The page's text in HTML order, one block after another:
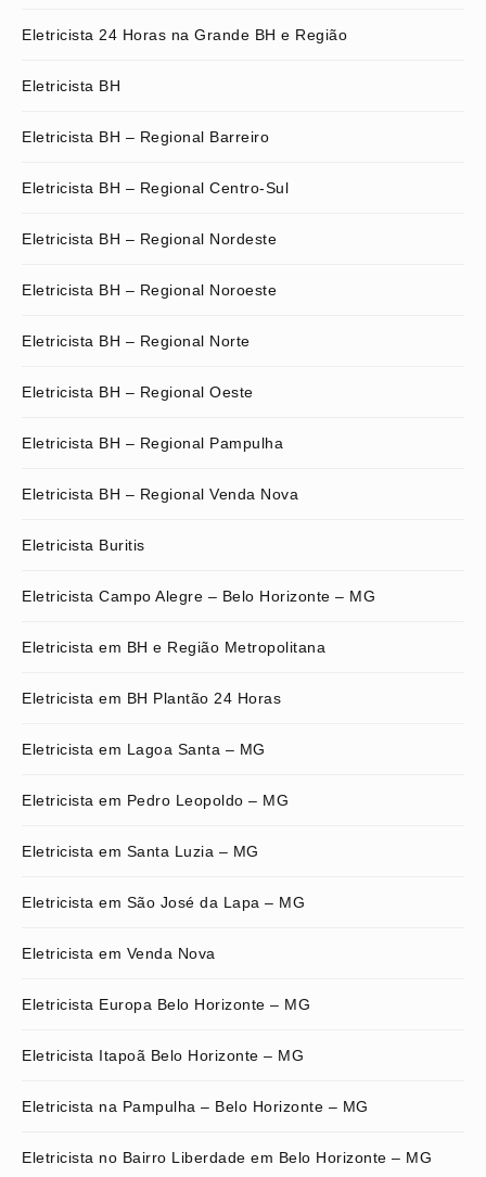
Eletricista 24 Horas na Grande BH e Região
Eletricista BH
Eletricista BH – Regional Barreiro
Eletricista BH – Regional Centro-Sul
Eletricista BH – Regional Nordeste
Eletricista BH – Regional Noroeste
Eletricista BH – Regional Norte
Eletricista BH – Regional Oeste
Eletricista BH – Regional Pampulha
Eletricista BH – Regional Venda Nova
Eletricista Buritis
Eletricista Campo Alegre – Belo Horizonte – MG
Eletricista em BH e Região Metropolitana
Eletricista em BH Plantão 24 Horas
Eletricista em Lagoa Santa – MG
Eletricista em Pedro Leopoldo – MG
Eletricista em Santa Luzia – MG
Eletricista em São José da Lapa – MG
Eletricista em Venda Nova
Eletricista Europa Belo Horizonte – MG
Eletricista Itapoã Belo Horizonte – MG
Eletricista na Pampulha – Belo Horizonte – MG
Eletricista no Bairro Liberdade em Belo Horizonte – MG